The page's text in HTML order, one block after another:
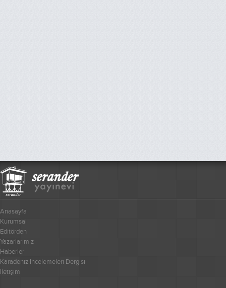
Anasayfa
Kurumsal
Editörden
Yazarlarımız
Haberler
Karadeniz İncelemeleri Dergisi
İletişim